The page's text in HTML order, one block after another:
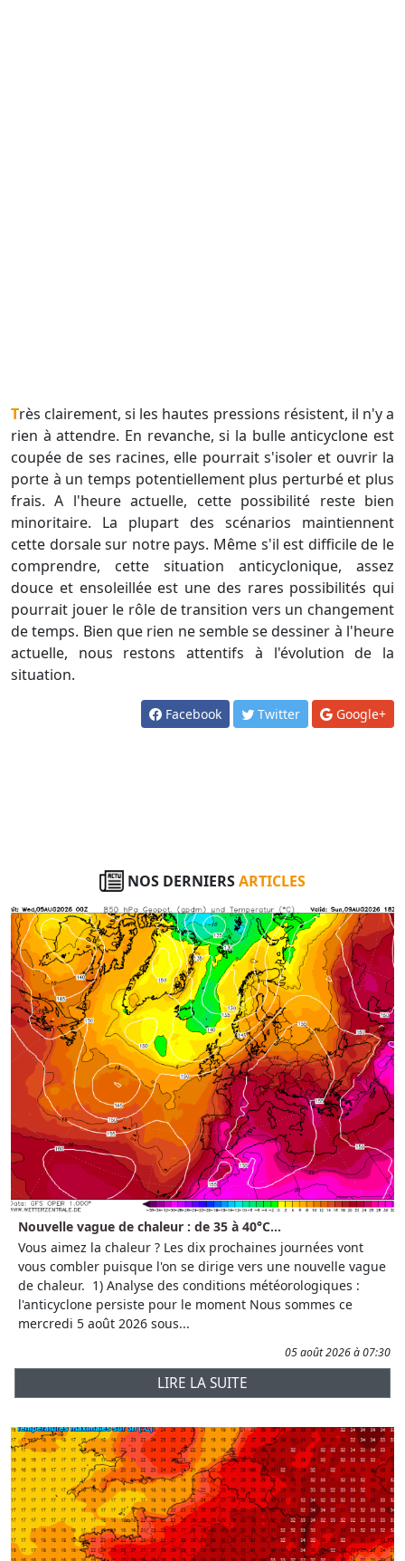
Très clairement, si les hautes pressions résistent, il n'y a
rien à attendre. En revanche, si la bulle anticyclone est
coupée de ses racines, elle pourrait s'isoler et ouvrir la
porte à un temps potentiellement plus perturbé et plus
frais. A l'heure actuelle, cette possibilité reste bien
minoritaire. La plupart des scénarios maintiennent
cette dorsale sur notre pays. Même s'il est difficile de le
comprendre, cette situation anticyclonique, assez
douce et ensoleillée est une des rares possibilités qui
pourrait jouer le rôle de transition vers un changement
de temps. Bien que rien ne semble se dessiner à l'heure
actuelle, nous restons attentifs à l'évolution de la
situation.
Facebook Twitter Google+
NOS DERNIERSARTICLES
Nouvelle vague de chaleur : de 35 à 40°C...
Vous aimez la chaleur ? Les dix prochaines journées vont
vous combler puisque l'on se dirige vers une nouvelle vague
de chaleur. 1) Analyse des conditions météorologiques :
l'anticyclone persiste pour le moment Nous sommes ce
mercredi 5 août 2026 sous...
05 août 2026 à 07:30
LIRE LA SUITE